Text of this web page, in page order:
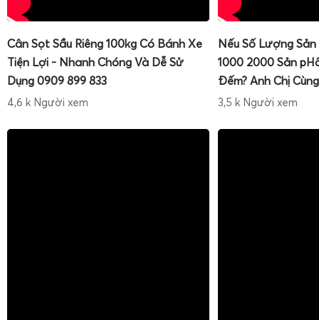
Cân Sọt Sầu Riêng 100kg Có Bánh Xe
Tiện Lợi - Nhanh Chóng Và Dễ Sử
Dụng 0909 899 833
4,6 k Người xem
Nếu Số Lượng
1000 2000 Sản
Đếm? Anh Chị
3,5 k Người xem